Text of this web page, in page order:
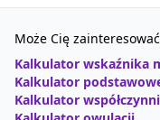
Może Cię
Kalkulator wskaźnika
Kalkulator
Kalkulator